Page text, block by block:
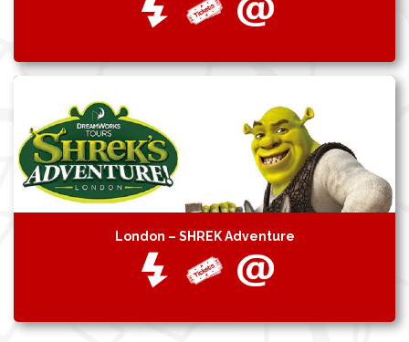
London – SHREK Adventure